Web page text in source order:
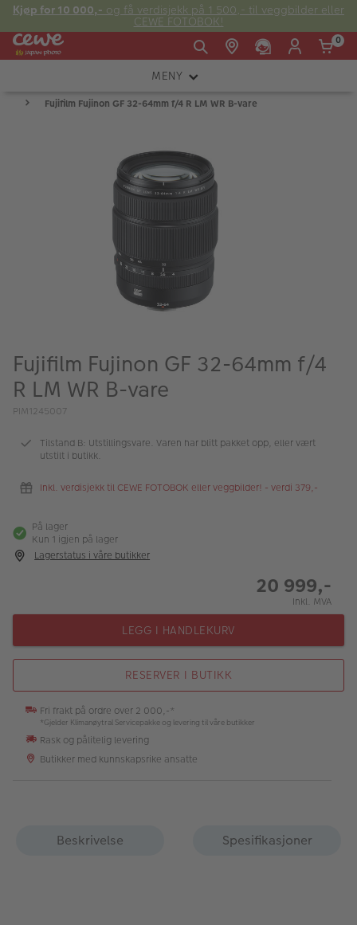
Kjøp for 10 000,- og få verdisjekk på 1 500,- til veggbilder eller
CEWE FOTOBOK!
Fre:
20:00
Søndag:
E-post:
kundeservice@japanphoto.no
0
MENY
KAMERA
ALBUM
Kampanjer
Lagersalg
Bildeprodukter
Fotokurs
Fujifilm Fujinon GF 32-64mm f/4 R LM WR B-vare
Fujifilm Fujinon GF 32-64mm f/4
R LM WR B-vare
PIM1245007
Tilstand B: Utstillingsvare. Varen har blitt pakket opp, eller vært
utstilt i butikk.
Inkl. verdisjekk til CEWE FOTOBOK eller veggbilder! - verdi 379,-
På lager
Kun 1 igjen på lager
Lagerstatus i våre butikker
20 999,-
Inkl. MVA
LEGG I HANDLEKURV
RESERVER I BUTIKK
Fri frakt på ordre over 2 000,-*
*Gjelder Klimanøytral Servicepakke og levering til våre butikker
Rask og pålitelig levering
Butikker med kunnskapsrike ansatte
Beskrivelse Spesifikasjoner